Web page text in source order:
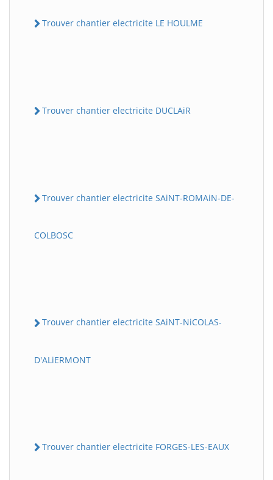
Trouver chantier electricite LE HOULME
Trouver chantier electricite DUCLAiR
Trouver chantier electricite SAiNT-ROMAiN-DE-
COLBOSC
Trouver chantier electricite SAiNT-NiCOLAS-
D'ALiERMONT
Trouver chantier electricite FORGES-LES-EAUX